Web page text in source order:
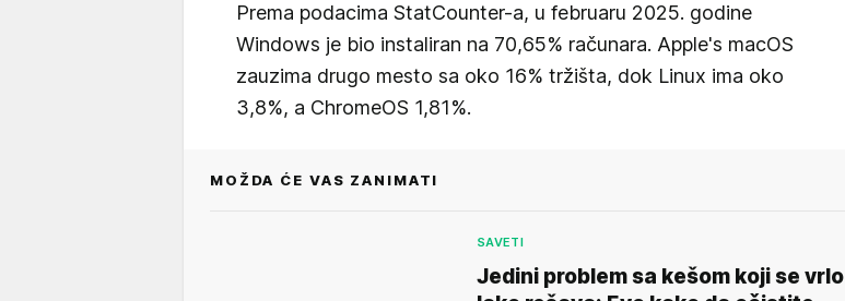
Prema podacima StatCounter-a, u februaru 2025. godine
Windows je bio instaliran na 70,65% računara. Apple's macOS
zauzima drugo mesto sa oko 16% tržišta, dok Linux ima oko
3,8%, a ChromeOS 1,81%.
MOŽDA ĆE VAS ZANIMATI
SAVETI
Jedini problem sa kešom koji se vrlo